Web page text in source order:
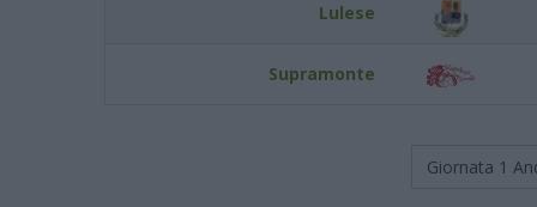
Lulese
Supramonte
Giornata 1